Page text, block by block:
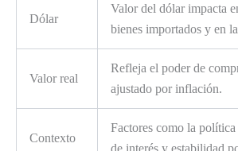
Dólar
Valor del dólar impacta
bienes importados y en
Valor real
Refleja el poder de
ajustado por inflación.
Contexto
Factores como la política
de interés y estabilidad